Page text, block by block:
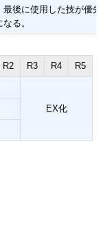
最後に使用した技が優
る。
R2 R3 R4 R5
EX化